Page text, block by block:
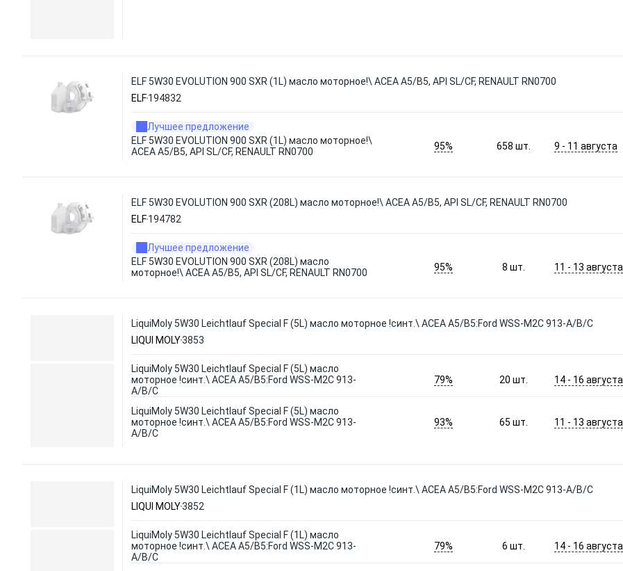
ELF 5W30 EVOLUTION 900 SXR (1L) масло моторное!\ ACEA A5/B5, API SL/CF, RENAULT RN0700
ELF194832
Лучшее предложение
ELF 5W30 EVOLUTION 900 SXR (1L) масло моторное!\
ACEA A5/B5, API SL/CF, RENAULT RN0700
95% 658шт. 9 - 11 августа
ELF 5W30 EVOLUTION 900 SXR (208L) масло моторное!\ ACEA A5/B5, API SL/CF, RENAULT RN0700
ELF194782
Лучшее предложение
ELF 5W30 EVOLUTION 900 SXR (208L) масло
моторное!\ ACEA A5/B5, API SL/CF, RENAULT RN0700
95% 8шт. 11 - 13 августа
LiquiMoly 5W30 Leichtlauf Special F (5L) масло моторное !синт.\ ACEA A5/B5:Ford WSS-M2C 913-A/B/C
LIQUI MOLY3853
LiquiMoly 5W30 Leichtlauf Special F (5L) масло
моторное !синт.\ ACEA A5/B5:Ford WSS-M2C 913-
A/B/C
79% 20шт. 14 - 16 августа
LiquiMoly 5W30 Leichtlauf Special F (5L) масло
моторное !синт.\ ACEA A5/B5:Ford WSS-M2C 913-
A/B/C
93% 65шт. 11 - 13 августа
LiquiMoly 5W30 Leichtlauf Special F (1L) масло моторное !синт.\ ACEA A5/B5:Ford WSS-M2C 913-A/B/C
LIQUI MOLY3852
LiquiMoly 5W30 Leichtlauf Special F (1L) масло
моторное !синт.\ ACEA A5/B5:Ford WSS-M2C 913-
A/B/C
79% 6шт. 14 - 16 августа